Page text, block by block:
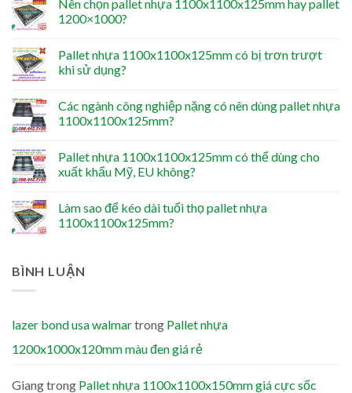
Nên chọn pallet nhựa 1100x1100x125mm hay pallet
1200×1000?
Pallet nhựa 1100x1100x125mm có bị trơn trượt
khi sử dụng?
Các ngành công nghiệp nặng có nên dùng pallet nhựa
1100x1100x125mm?
Pallet nhựa 1100x1100x125mm có thể dùng cho
xuất khẩu Mỹ, EU không?
Làm sao để kéo dài tuổi thọ pallet nhựa
1100x1100x125mm?
BÌNH LUẬN
lazer bond usa walmartrong Pallet nhựa
1200x1000x120mm màu đen giá rẻ
Giangtrong Pallet nhựa 1100x1100x150mm giá cực sốc